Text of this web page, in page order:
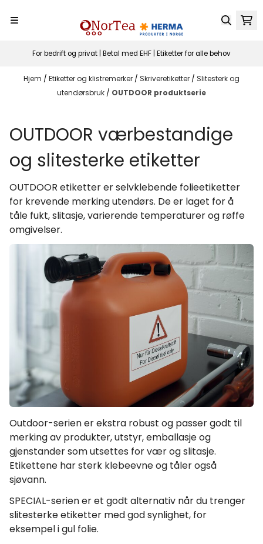
For bedrift og privat | Betal med EHF | Etiketter for alle behov
Hjem / Etiketter og klistremerker / Skriveretiketter / Slitesterk og
utendørsbruk / OUTDOOR produktserie
OUTDOOR værbestandige
og slitesterke etiketter
OUTDOOR etiketter er selvklebende folieetiketter
for krevende merking utendørs. De er laget for å
tåle fukt, slitasje, varierende temperaturer og røffe
omgivelser.
Outdoor-serien er ekstra robust og passer godt til
merking av produkter, utstyr, emballasje og
gjenstander som utsettes for vær og slitasje.
Etikettene har sterk klebeevne og tåler også
sjøvann.
SPECIAL-serien er et godt alternativ når du trenger
slitesterke etiketter med god synlighet, for
eksempel i gul folie.